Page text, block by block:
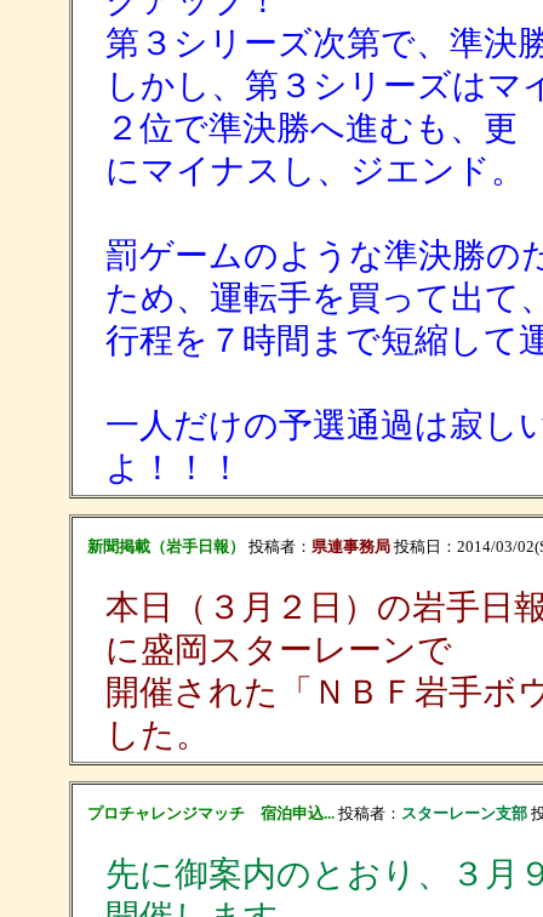
第３シリーズ次第で、準決
しかし、第３シリーズはマ
２位で準決勝へ進むも、更
にマイナスし、ジエンド。
罰ゲームのような準決勝の
ため、運転手を買って出て
行程を７時間まで短縮して
一人だけの予選通過は寂し
よ！！！
新聞掲載（岩手日報） 投稿者： 県連事務局投稿日：2014/03/
本日（３月２日）の岩手日
に盛岡スターレーンで
開催された「ＮＢＦ岩手ボ
した。
プロチャレンジマッチ 宿泊申込...投稿者： スターレーン支部
先に御案内のとおり、３月